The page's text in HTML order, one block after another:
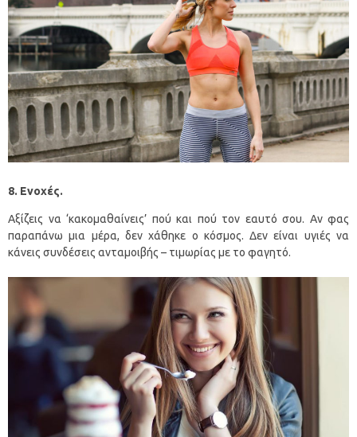
8. Ενοχές.
Αξίζεις να ‘κακομαθαίνεις’ πού και πού τον εαυτό σου. Αν φας
παραπάνω μια μέρα, δεν χάθηκε ο κόσμος. Δεν είναι υγιές να
κάνεις συνδέσεις ανταμοιβής – τιμωρίας με το φαγητό.